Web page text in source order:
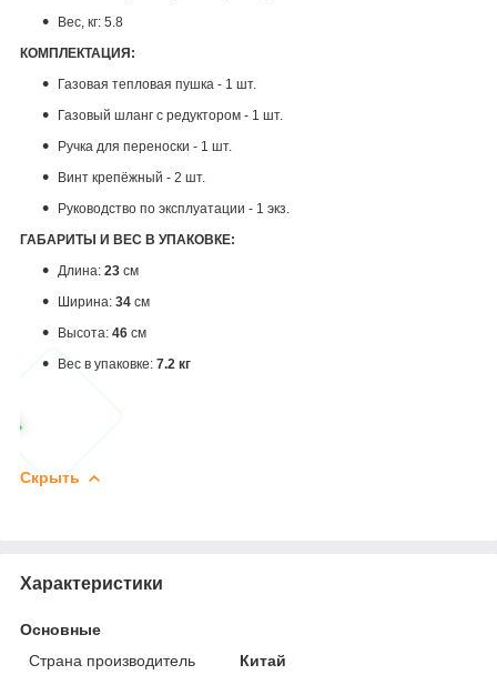
Вес, кг: 5.8
КОМПЛЕКТАЦИЯ:
Газовая тепловая пушка - 1 шт.
Газовый шланг с редуктором - 1 шт.
Ручка для переноски - 1 шт.
Винт крепёжный - 2 шт.
Руководство по эксплуатации - 1 экз.
ГАБАРИТЫ И ВЕС В УПАКОВКЕ:
Длина: 23 см
Ширина: 34 см
Высота: 46 см
Вес в упаковке: 7.2 кг
Скрыть
Характеристики
Основные
Страна производитель
Китай